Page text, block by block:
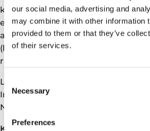
our social media, advertising and
may combine it with other information
provided to them or that they’ve
of their services.
Selection
Necessary
Preferences
kan bety en mulig oppside med
estimatet. Brønnene ble boret 17
av Gjøa-plattformen og fem
(brønninnretning på havbunnen).
rundt 80 kilometer sør-vest av Florø.
Lisenspartnere er Vår Energi ASA
Inpex Idemitsu Norge AS 30%,
Norway AS 30% og Sval Energi AS
Kontakt